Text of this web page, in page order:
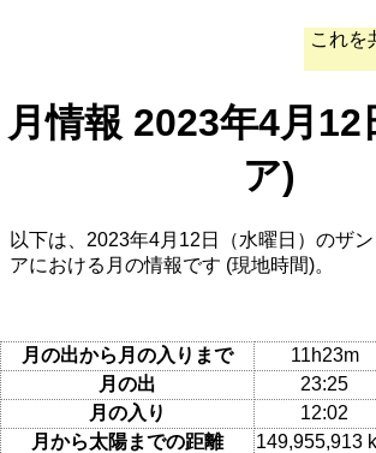
これを
月情報 2023年4月
ア)
以下は、2023年4月12日（水曜日）のザ
アにおける月の情報です (現地時間)。
月の出から月の入りまで
11h23m
月の出
23:25
月の入り
12:02
月から太陽までの距離
149,955,913